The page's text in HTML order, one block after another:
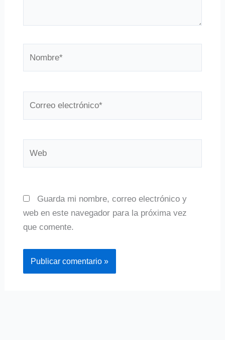
Guarda mi nombre, correo electrónico y
web en este navegador para la próxima vez
que comente.